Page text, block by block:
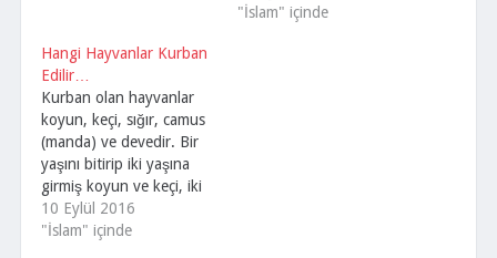
kurban olur. Ancak kuzu
büyük olup bir senelik
koyundan fark
olunamazsa ve altı ayı…
"İslam" içinde
Hangi Hayvanlar Kurban
Edilir…
Kurban olan hayvanlar
koyun, keçi, sığır, camus
(manda) ve devedir. Bir
yaşını bitirip iki yaşına
girmiş koyun ve keçi, iki
yaşını bitirip üç yaşına
girmiş sığır ve manda,
10 Eylül 2016
"İslam" içinde